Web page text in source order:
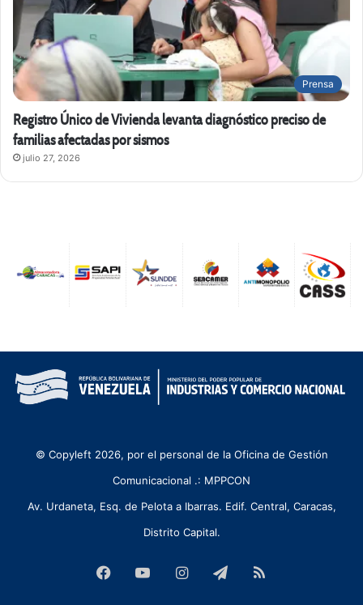
Prensa
Registro Único de Vivienda levanta diagnóstico preciso de
familias afectadas por sismos
julio 27, 2026
© Copyleft 2026, por el personal de la Oficina de Gestión
Comunicacional .: MPPCON
Av. Urdaneta, Esq. de Pelota a Ibarras. Edif. Central, Caracas,
Distrito Capital.
FacebookYouTubeInstagramTelegram